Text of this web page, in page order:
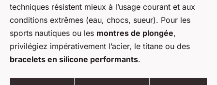
techniques résistent mieux à l’usage courant et aux
conditions extrêmes (eau, chocs, sueur). Pour les
sports nautiques ou les montres de plongée,
privilégiez impérativement l’acier, le titane ou des
bracelets en silicone performants.